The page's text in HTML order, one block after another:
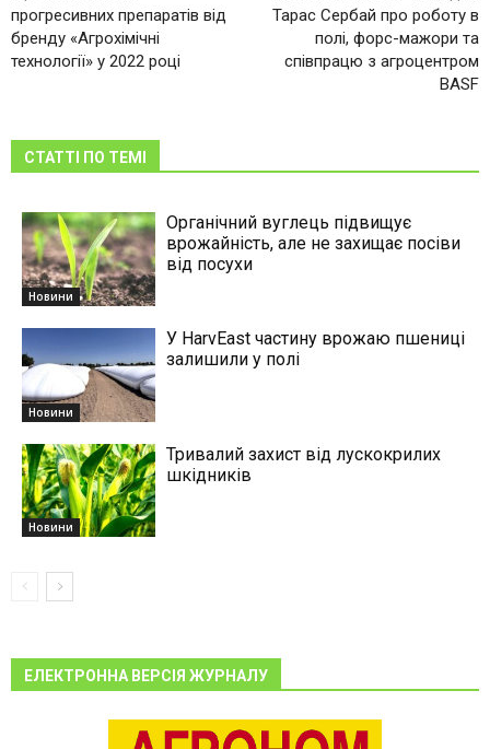
прогресивних препаратів від
бренду «Агрохімічні
технології» у 2022 році
Тарас Сербай про роботу в
полі, форс-мажори та
співпрацю з агроцентром
BASF
СТАТТІ ПО ТЕМІ
Новини
Органічний вуглець підвищує
врожайність, але не захищає посіви
від посухи
Новини
У HarvEast частину врожаю пшениці
залишили у полі
Новини
Тривалий захист від лускокрилих
шкідників
ЕЛЕКТРОННА ВЕРСІЯ ЖУРНАЛУ